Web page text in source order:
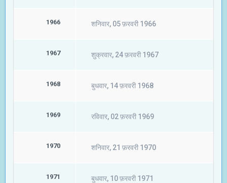
1966 शनिवार, 05 फ़रवरी 1966
1967 शुक्रवार, 24 फ़रवरी 1967
1968 बुधवार, 14 फ़रवरी 1968
1969 रविवार, 02 फ़रवरी 1969
1970 शनिवार, 21 फ़रवरी 1970
1971 बुधवार, 10 फ़रवरी 1971